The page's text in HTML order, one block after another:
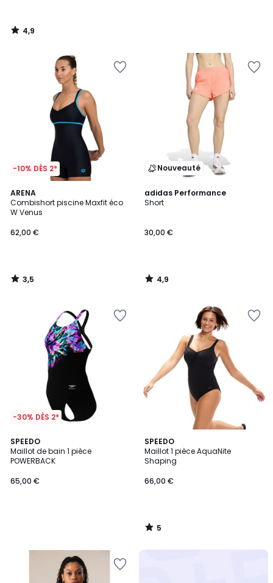
4,9
/
-10% DÈS 2*
ARENA
Combishort piscine Maxfit éco
W Venus
62,00 €
3,5
/ 5
3,5
/
Nouveauté
adidas Performance
Short
30,00 €
4,9
/ 5
4,9
/
-30% DÈS 2*
SPEEDO
Maillot de bain 1 pièce
POWERBACK
65,00 €
SPEEDO
Maillot 1 pièce AquaNite
Shaping
66,00 €
5
/
5
5
/